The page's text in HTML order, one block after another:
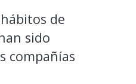
de
sido
compañías